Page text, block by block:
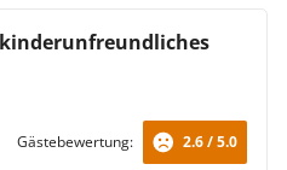
Gästebewertung: 2.6 / 5.0